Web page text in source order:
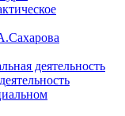
деятельность